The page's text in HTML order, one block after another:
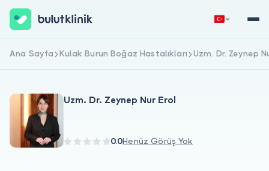
Hemen Kaydol Giriş Yap
Ana Sayfa Kulak Burun Boğaz Hastalıkları Uzm. Dr. Zeynep
Uzm. Dr. Zeynep Nur Erol
0.0Henüz Görüş Yok